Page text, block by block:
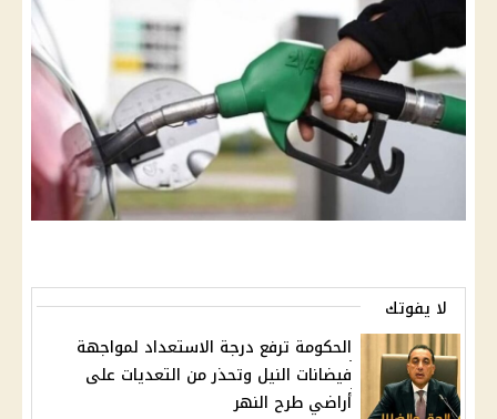
لا يفوتك
الحكومة ترفع درجة الاستعداد لمواجهة
فيضانات النيل وتحذر من التعديات على
أراضي طرح النهر